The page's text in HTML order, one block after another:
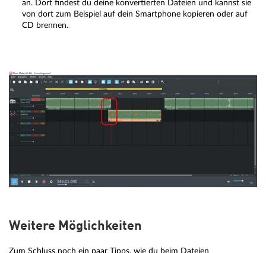
an. Dort findest du deine konvertierten Dateien und kannst sie
von dort zum Beispiel auf dein Smartphone kopieren oder auf
CD brennen.
Weitere Möglichkeiten
Zum Schluss noch ein paar Tipps, wie du beim Dateien